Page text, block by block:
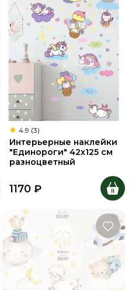
4.9 (3)
Интерьерные наклейки
"Единороги" 42х125 см
разноцветный
1170 ₽